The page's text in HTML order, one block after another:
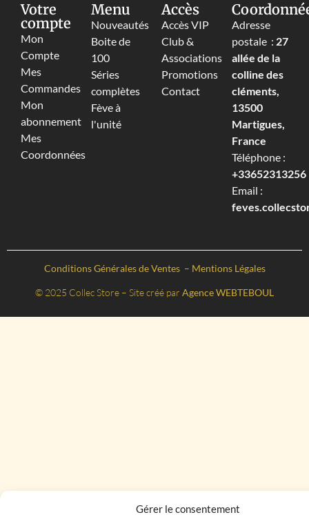
Gérer le consentement
Votre
compte
Mon
Compte
Mes
Commandes
Mon
abonnement
Mes
Coordonnées
Menu
Nouveautés
Boite de
100
Séries
complètes
Fève à
l'unité
Accès
Accès VIP
Club &
Associations
Promotions
Contact
Adresse
postale : 27
allée de la
colline des
cléments,
13500
Martigues,
France
Téléphone :
+33652313256‬
Email :
Conditions Générales de Ventes – Mentions Légales
© 2025 Collec Store – Site créé par Agence WEBTEBOUL